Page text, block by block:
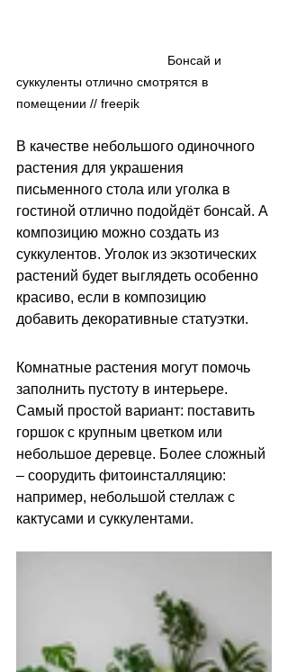
суккуленты отлично смотрятся в
помещении // freepik
В качестве небольшого одиночного
растения для украшения
письменного стола или уголка в
гостиной отлично подойдёт бонсай. А
композицию можно создать из
суккулентов. Уголок из экзотических
растений будет выглядеть особенно
красиво, если в композицию
добавить декоративные статуэтки.
Комнатные растения могут помочь
заполнить пустоту в интерьере.
Самый простой вариант: поставить
горшок с крупным цветком или
небольшое деревце. Более сложный
– соорудить фитоинсталляцию:
например, небольшой стеллаж с
кактусами и суккулентами.